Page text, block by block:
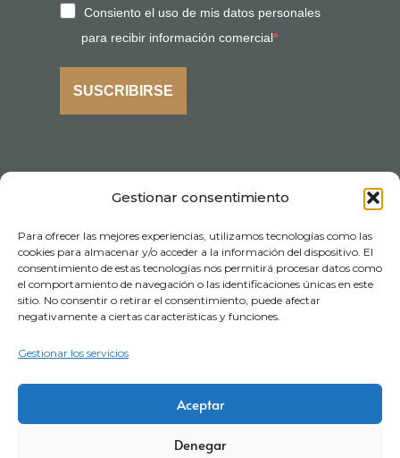
Gestionar consentimiento
Para ofrecer las mejores experiencias, utilizamos tecnologías como las
cookies para almacenar y/o acceder a la información del dispositivo. El
consentimiento de estas tecnologías nos permitirá procesar datos como
el comportamiento de navegación o las identificaciones únicas en este
sitio. No consentir o retirar el consentimiento, puede afectar
negativamente a ciertas características y funciones.
Gestionar los servicios
Aceptar
Denegar
Consiento el uso de mis datos personales
para recibir información comercial
SUSCRIBIRSE
Política de privacidad